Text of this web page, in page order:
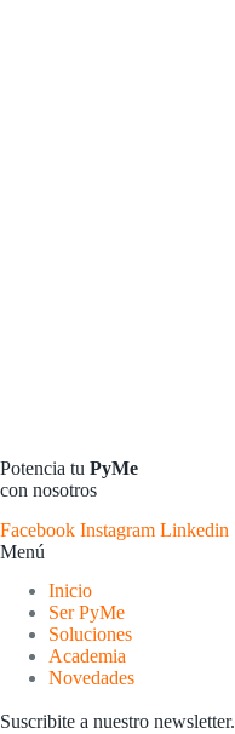
Potencia tu PyMe
con nosotros
Facebook Instagram Linkedin
Menú
Inicio
Ser PyMe
Soluciones
Academia
Novedades
Suscribite a nuestro newsletter.